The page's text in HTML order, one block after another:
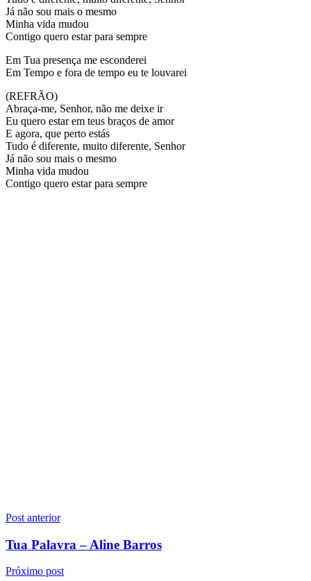
Já não sou mais o mesmo
Minha vida mudou
Contigo quero estar para sempre
Em Tua presença me esconderei
Em Tempo e fora de tempo eu te louvarei
(REFRÃO)
Abraça-me, Senhor, não me deixe ir
Eu quero estar em teus braços de amor
E agora, que perto estás
Tudo é diferente, muito diferente, Senhor
Já não sou mais o mesmo
Minha vida mudou
Contigo quero estar para sempre
Navegação
de
Post anterior
Tua Palavra – Aline Barros
Próximo post